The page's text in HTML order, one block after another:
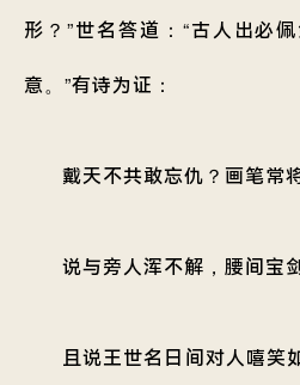
形？”世名答道：“古人出必
意。”有诗为证：
戴天不共敢忘仇？画笔常
说与旁人浑不解，腰间宝
且说王世名日间对人嘻笑